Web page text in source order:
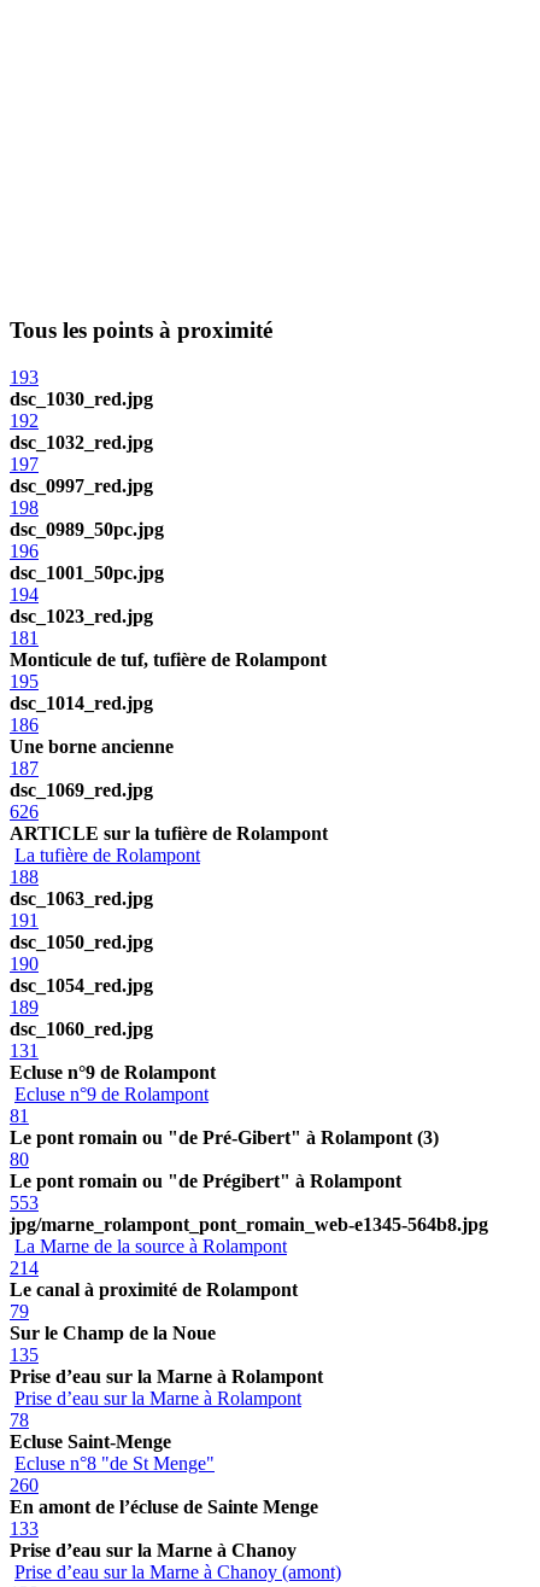
Tous les points à proximité
193
dsc_1030_red.jpg
192
dsc_1032_red.jpg
197
dsc_0997_red.jpg
198
dsc_0989_50pc.jpg
196
dsc_1001_50pc.jpg
194
dsc_1023_red.jpg
181
Monticule de tuf, tufière de Rolampont
195
dsc_1014_red.jpg
186
Une borne ancienne
187
dsc_1069_red.jpg
626
ARTICLE sur la tufière de Rolampont
La tufière de Rolampont
188
dsc_1063_red.jpg
191
dsc_1050_red.jpg
190
dsc_1054_red.jpg
189
dsc_1060_red.jpg
131
Ecluse n°9 de Rolampont
Ecluse n°9 de Rolampont
81
Le pont romain ou "de Pré-Gibert" à Rolampont (3)
80
Le pont romain ou "de Prégibert" à Rolampont
553
jpg/marne_rolampont_pont_romain_web-e1345-564b8.jpg
La Marne de la source à Rolampont
214
Le canal à proximité de Rolampont
79
Sur le Champ de la Noue
135
Prise d’eau sur la Marne à Rolampont
Prise d’eau sur la Marne à Rolampont
78
Ecluse Saint-Menge
Ecluse n°8 "de St Menge"
260
En amont de l’écluse de Sainte Menge
133
Prise d’eau sur la Marne à Chanoy
Prise d’eau sur la Marne à Chanoy (amont)